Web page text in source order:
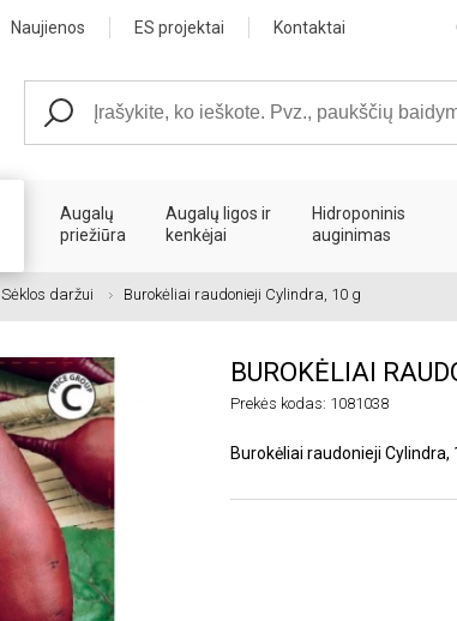
Naujienos ES projektai Kontaktai
Augalų
priežiūra
Augalų ligos ir
kenkėjai
Hidroponinis
auginimas
Sėklos daržui Burokėliai raudonieji Cylindra, 10 g
BUROKĖLIAI
Prekės kodas: 1081038
Burokėliai raudonieji Cylindra,